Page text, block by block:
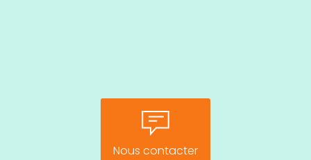
Nous contacter